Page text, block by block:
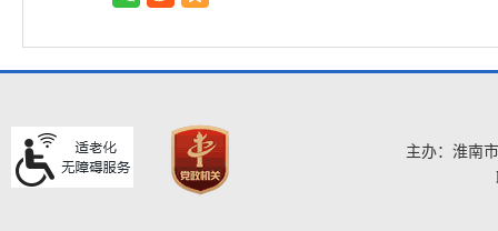
主办：淮南